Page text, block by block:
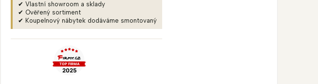
✔ Vlastní showroom a sklady
✔ Ověřený sortiment
✔ Koupelnový nábytek dodáváme smontovaný